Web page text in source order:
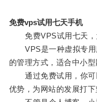
免费vps试用七天手机
免费VPS试用七天，
VPS是一种虚拟专用
的管理方式，适合中小
通过免费试用，你可
优势，为网站的发展打下